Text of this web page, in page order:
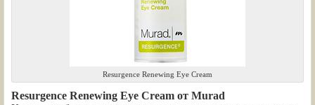
Resurgence Renewing Eye Cream
Resurgence Renewing Eye Cream от Murad